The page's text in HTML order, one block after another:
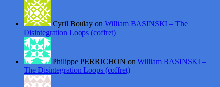
Cyril Boulay on William BASINSKI – The
Disintegration Loops (coffret)
Philippe PERRICHON on William BASINSKI –
The Disintegration Loops (coffret)